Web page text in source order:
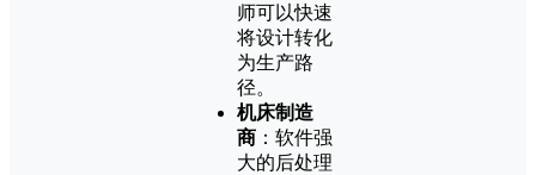
师可以快速
将设计转化
为生产路
径。
机床制造
商 ：软件强
大的后处理